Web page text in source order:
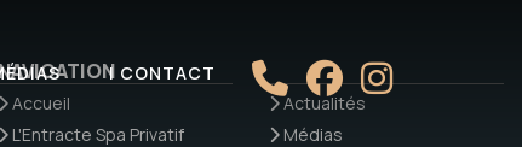
| CONTACT
Accueil
L'Entracte Spa Privatif
Actualités
Médias